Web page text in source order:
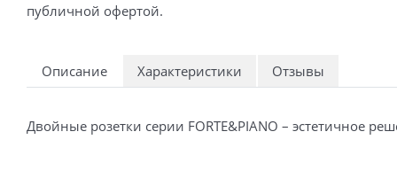
публичной офертой.
Описание Характеристики Отзывы
Двойные розетки серии FORTE&PIANO – эстетичное